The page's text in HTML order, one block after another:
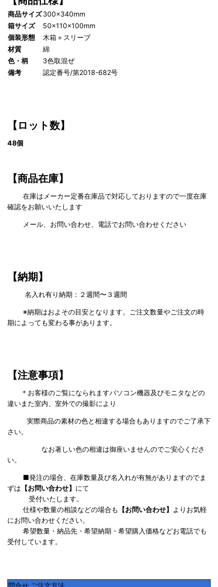
商品サイズ300×340mm
箱サイズ
50×110×100mm
個装形態
木箱＋スリーブ
材質
綿
色・柄
3色取混ぜ
備考
認定番号/第2018-682号
【ロット数】
48個
【商品在庫】
在庫はメーカー定番在庫品で対応しておりますので一度在庫
確認をお願いいたします
メール、お問い合わせ、電話でお問い合わせください
【納期】
名入れ有り納期：２週間〜３週間
※納期はおよその目安となります。ご注文数量やご注文の時
期によっても変わる事があります。
【注意事項】
＊お客様のご覧になられますパソコン機器及びモニタなどの
違いまた室内、室外での撮影により
実際商品の素材の色と相違する場合もありますのでご了承下
さい。
なお著しい色の相違は御座いませんのでご安心くださ
い。
■発注の場合、在庫数量及び名入れが有無がありますのでま
ずは 【お問い合わせ】 にて
受付いたします。
仕様や数量の相談などの場合も
【お問い合わせ】
よりお気軽
にお問い合わせください。
希望数量・納品先・希望納期・希望購入価格などお電話でも
受付しています。
問合せ ご注文方法